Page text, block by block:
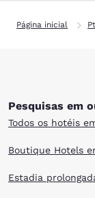
Página inicial
Pesquisas em
Todos os hotéis
Boutique Hotels
Estadia